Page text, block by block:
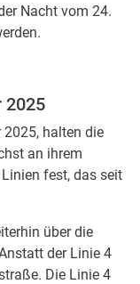
Nacht vom 24.
2025
halten die
an ihrem
fest, das seit
über die
der Linie 4
Die Linie 4